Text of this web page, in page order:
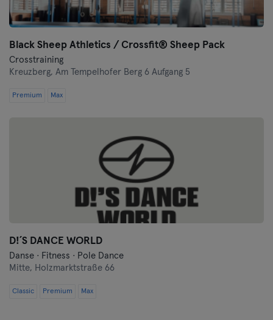
Black Sheep Athletics / Crossfit® Sheep Pack
Crosstraining
Kreuzberg, Am Tempelhofer Berg 6 Aufgang 5
Premium Max
D!´S DANCE WORLD
Danse · Fitness · Pole Dance
Mitte, Holzmarktstraße 66
Classic Premium Max